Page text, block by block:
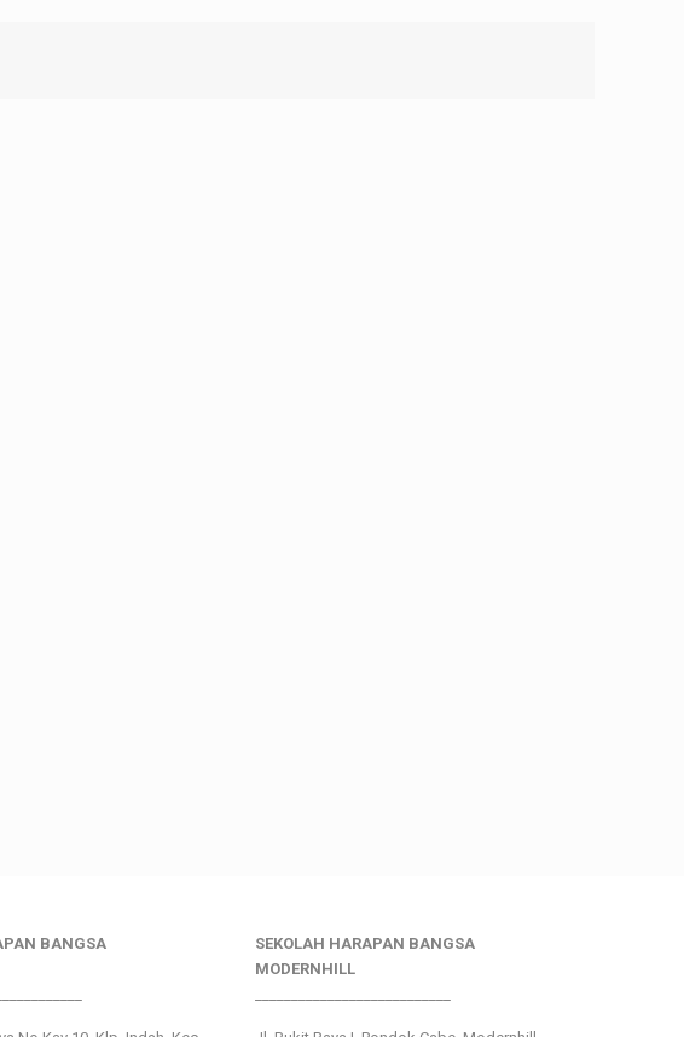
BANGSA
SEKOLAH HARAPAN BANGSA
MODERNHILL